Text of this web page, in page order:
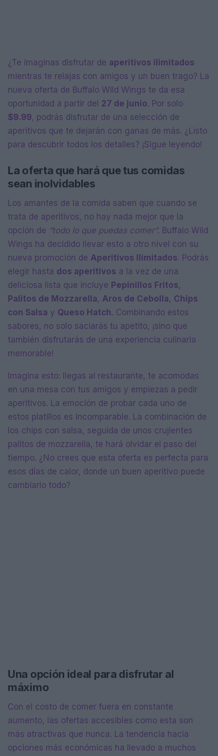
¿Te imaginas disfrutar de aperitivos ilimitados
mientras te relajas con amigos y un buen trago? La
nueva oferta de Buffalo Wild Wings te da esa
oportunidad a partir del 27 de junio. Por solo
$9.99, podrás disfrutar de una selección de
aperitivos que te dejarán con ganas de más. ¿Listo
para descubrir todos los detalles? ¡Sigue leyendo!
La oferta que hará que tus comidas
sean inolvidables
Los amantes de la comida saben que cuando se
trata de aperitivos, no hay nada mejor que la
opción de “todo lo que puedas comer”. Buffalo Wild
Wings ha decidido llevar esto a otro nivel con su
nueva promoción de Aperitivos Ilimitados. Podrás
elegir hasta dos aperitivos a la vez de una
deliciosa lista que incluye Pepinillos Fritos,
Palitos de Mozzarella, Aros de Cebolla, Chips
con Salsa y Queso Hatch. Combinando estos
sabores, no solo saciarás tu apetito, ¡sino que
también disfrutarás de una experiencia culinaria
memorable!
Imagina esto: llegas al restaurante, te acomodas
en una mesa con tus amigos y empiezas a pedir
aperitivos. La emoción de probar cada uno de
estos platillos es incomparable. La combinación de
los chips con salsa, seguida de unos crujientes
palitos de mozzarella, te hará olvidar el paso del
tiempo. ¿No crees que esta oferta es perfecta para
esos días de calor, donde un buen aperitivo puede
cambiarlo todo?
Una opción ideal para disfrutar al
máximo
Con el costo de comer fuera en constante
aumento, las ofertas accesibles como esta son
más atractivas que nunca. La tendencia hacia
opciones más económicas ha llevado a muchos